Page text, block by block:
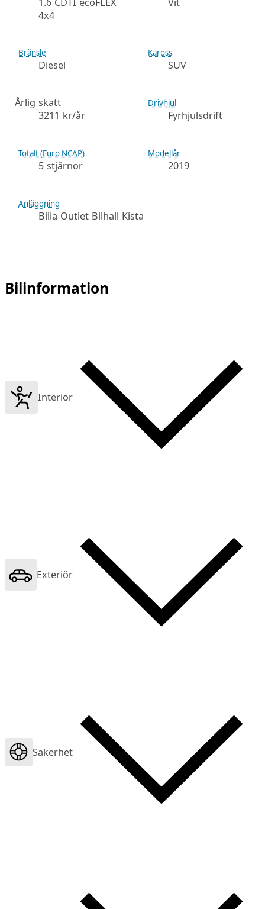
4x4
Bränsle
Diesel
Kaross
SUV
Årlig skatt
3211 kr/år
Drivhjul
Fyrhjulsdrift
Totalt (Euro NCAP)
5 stjärnor
Modellår
2019
Anläggning
Bilia Outlet Bilhall Kista
Bilinformation
Interiör
Exteriör
Säkerhet